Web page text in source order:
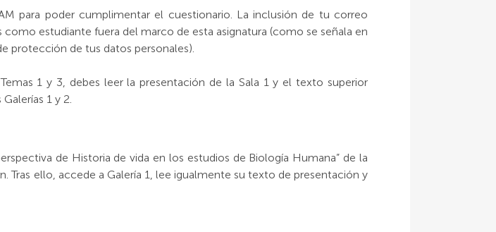
para poder cumplimentar el cuestionario. La inclusión de tu correo
estudiante fuera del marco de esta asignatura (como se señala en
protección de tus datos personales).
1 y 3, debes leer la presentación de la Sala 1 y el texto superior
1 y 2.
de Historia de vida en los estudios de Biología Humana” de la
Tras ello, accede a Galería 1, lee igualmente su texto de presentación y